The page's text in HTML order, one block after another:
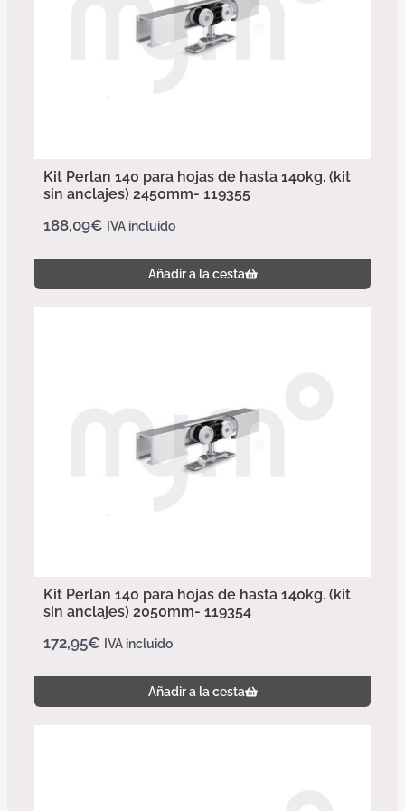
Kit Perlan 140 para hojas de hasta 140kg. (kit
sin anclajes) 2450mm- 119355
188,09€ IVA incluido
Añadir a la cesta
Kit Perlan 140 para hojas de hasta 140kg. (kit
sin anclajes) 2050mm- 119354
172,95€ IVA incluido
Añadir a la cesta